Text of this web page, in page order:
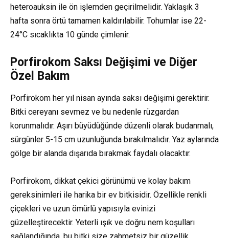
heteroauksin ile ön işlemden geçirilmelidir. Yaklaşık 3
hafta sonra örtü tamamen kaldırılabilir. Tohumlar ise 22-
24°C sıcaklıkta 10 günde çimlenir.
Porfirokom Saksı Değişimi ve Diğer
Özel Bakım
Porfirokom her yıl nisan ayında saksı değişimi gerektirir.
Bitki cereyanı sevmez ve bu nedenle rüzgardan
korunmalıdır. Aşırı büyüdüğünde düzenli olarak budanmalı,
sürgünler 5-15 cm uzunluğunda bırakılmalıdır. Yaz aylarında
gölge bir alanda dışarıda bırakmak faydalı olacaktır.
Porfirokom, dikkat çekici görünümü ve kolay bakım
gereksinimleri ile harika bir ev bitkisidir. Özellikle renkli
çiçekleri ve uzun ömürlü yapısıyla evinizi
güzelleştirecektir. Yeterli ışık ve doğru nem koşulları